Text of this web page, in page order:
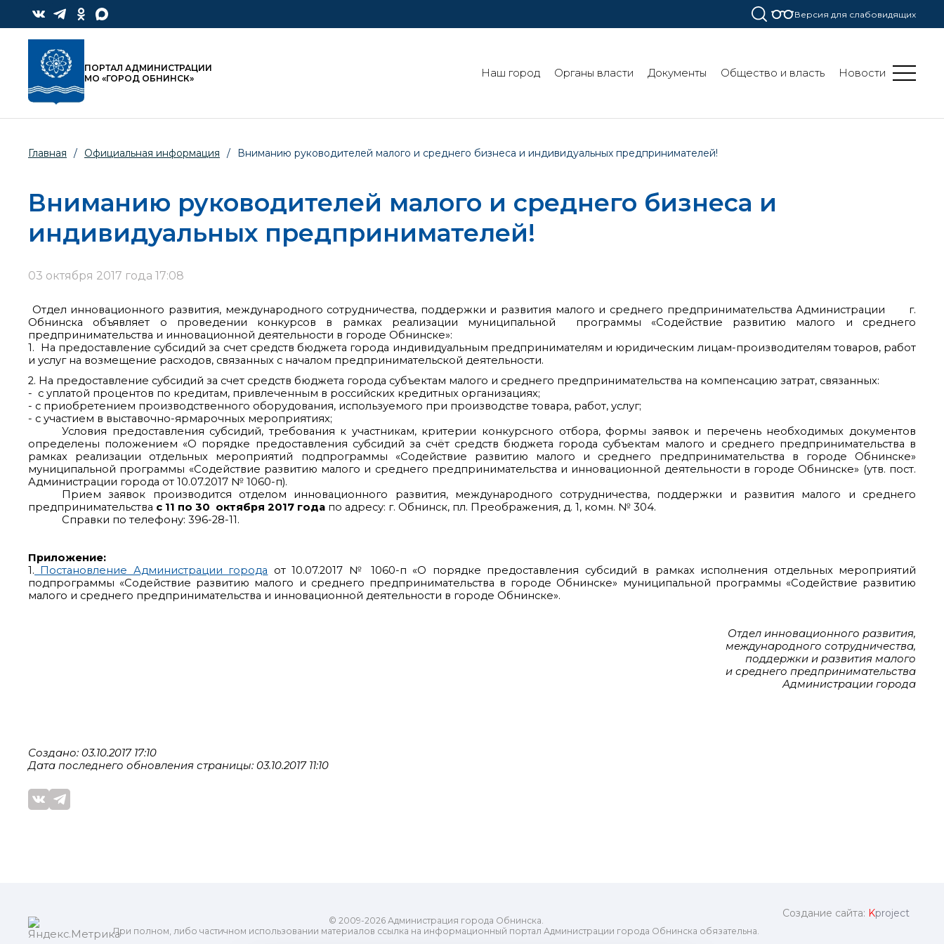
Версия для слабовидящих
ПОРТАЛ АДМИНИСТРАЦИИ
МО «ГОРОД ОБНИНСК»
Наш город Органы власти Документы Общество и власть Новости
Главная / Официальная информация / Вниманию руководителей малого и среднего бизнеса и индивидуальных предпринимателей!
Вниманию руководителей малого и среднего бизнеса и
индивидуальных предпринимателей!
03 октября 2017 года 17:08
Отдел инновационного развития, международного сотрудничества, поддержки и развития малого и среднего предпринимательства Администрации г.
Обнинска объявляет о проведении конкурсов в рамках реализации муниципальной программы «Содействие развитию малого и среднего
предпринимательства и инновационной деятельности в городе Обнинске»:
1. На предоставление субсидий за счет средств бюджета города индивидуальным предпринимателям и юридическим лицам-производителям товаров, работ
и услуг на возмещение расходов, связанных с началом предпринимательской деятельности.
2. На предоставление субсидий за счет средств бюджета города субъектам малого и среднего предпринимательства на компенсацию затрат, связанных:
- с уплатой процентов по кредитам, привлеченным в российских кредитных организациях;
- с приобретением производственного оборудования, используемого при производстве товара, работ, услуг;
- с участием в выставочно-ярмарочных мероприятиях;
Условия предоставления субсидий, требования к участникам, критерии конкурсного отбора, формы заявок и перечень необходимых документов
определены положением «О порядке предоставления субсидий за счёт средств бюджета города субъектам малого и среднего предпринимательства в
рамках реализации отдельных мероприятий подпрограммы «Содействие развитию малого и среднего предпринимательства в городе Обнинске»
муниципальной программы «Содействие развитию малого и среднего предпринимательства и инновационной деятельности в городе Обнинске» (утв. пост.
Администрации города от 10.07.2017 № 1060-п).
Прием заявок производится отделом инновационного развития, международного сотрудничества, поддержки и развития малого и среднего
предпринимательства с 11 по 30 октября 2017 года по адресу: г. Обнинск, пл. Преображения, д. 1, комн. № 304.
Справки по телефону: 396-28-11.
Приложение:
1. Постановление Администрации города от 10.07.2017 № 1060-п «О порядке предоставления субсидий в рамках исполнения отдельных мероприятий
подпрограммы «Содействие развитию малого и среднего предпринимательства в городе Обнинске» муниципальной программы «Содействие развитию
малого и среднего предпринимательства и инновационной деятельности в городе Обнинске».
Отдел инновационного развития,
международного сотрудничества,
поддержки и развития малого
и среднего предпринимательства
Администрации города
Создано: 03.10.2017 17:10
Дата последнего обновления страницы: 03.10.2017 11:10
© 2009-2026 Администрация города Обнинска.
При полном, либо частичном использовании материалов ссылка на информационный портал Администрации города Обнинска обязательна.
Создание сайта: Kproject